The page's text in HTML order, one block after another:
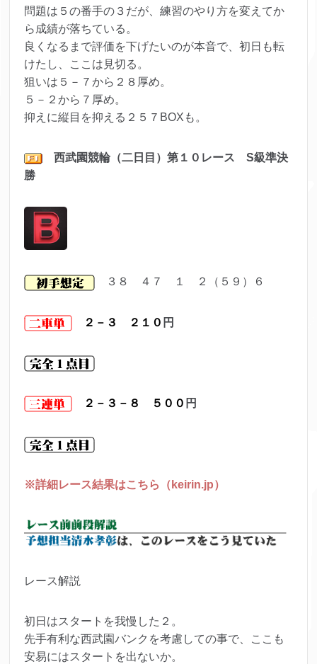
問題は５の番手の３だが、練習のやり方を変えてか
ら成績が落ちている。
良くなるまで評価を下げたいのが本音で、初日も転
けたし、ここは見切る。
狙いは５－７から２８厚め。
５－２から７厚め。
抑えに縦目を抑える２５７BOXも。
西武園競輪（二日目）第１０レース S級準決
勝
３８ ４７ １ ２（５９）６
２－３ ２１０ 円
２－３－８ ５００ 円
※詳細レース結果はこちら（keirin.jp）
レース解説
初日はスタートを我慢した２。
先手有利な西武園バンクを考慮しての事で、ここも
安易にはスタートを出ないか。